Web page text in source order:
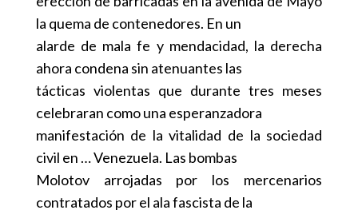
la quema de contenedores. En un
alarde de mala fe y mendacidad, la derecha
ahora condena sin atenuantes las
tácticas violentas que durante tres meses
celebraran como una esperanzadora
manifestación de la vitalidad de la sociedad
civil en … Venezuela. Las bombas
Molotov arrojadas por los mercenarios
contratados por el ala fascista de la